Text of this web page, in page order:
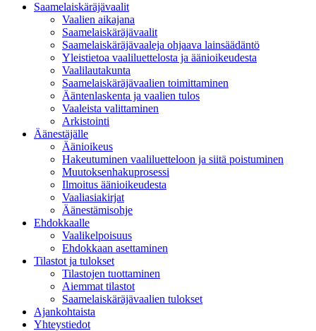
Saamelaiskäräjävaalit
Vaalien aikajana
Saamelaiskäräjävaalit
Saamelaiskäräjävaaleja ohjaava lainsäädäntö
Yleistietoa vaaliluettelosta ja äänioikeudesta
Vaalilautakunta
Saamelaiskäräjävaalien toimittaminen
Ääntenlaskenta ja vaalien tulos
Vaaleista valittaminen
Arkistointi
Äänestäjälle
Äänioikeus
Hakeutuminen vaaliluetteloon ja siitä poistuminen
Muutoksenhakuprosessi
Ilmoitus äänioikeudesta
Vaaliasiakirjat
Äänestämisohje
Ehdokkaalle
Vaalikelpoisuus
Ehdokkaan asettaminen
Tilastot ja tulokset
Tilastojen tuottaminen
Aiemmat tilastot
Saamelaiskäräjävaalien tulokset
Ajankohtaista
Yhteystiedot